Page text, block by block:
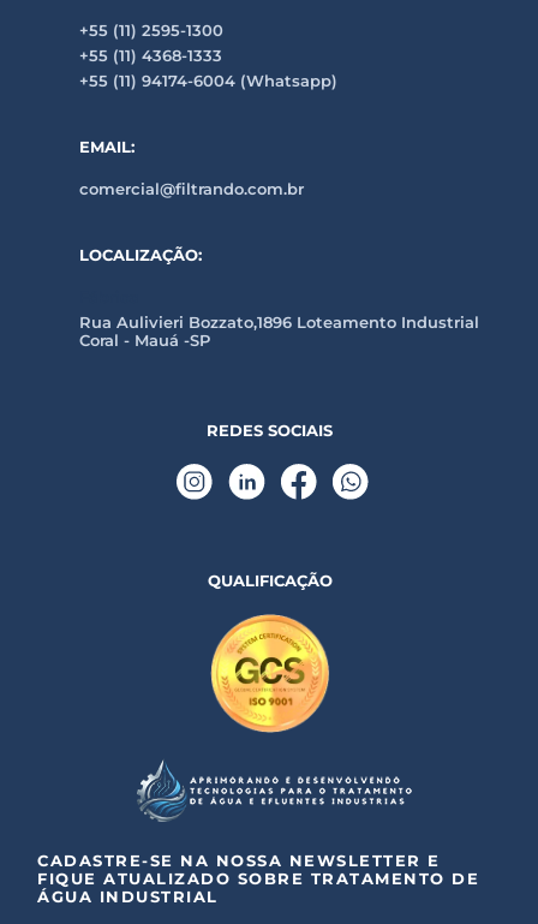
+55 (11) 2595-1300
+55 (11) 4368-1333
+55 (11) 94174-6004 (Whatsapp)
EMAIL:
comercial@filtrando.com.br
LOCALIZAÇÃO:
Rua Aulivieri Bozzato,1896 Loteamento Industrial
Coral - Mauá -SP
REDES SOCIAIS
QUALIFICAÇÃO
CADASTRE-SE NA NOSSA NEWSLETTER E
FIQUE ATUALIZADO SOBRE TRATAMENTO DE
ÁGUA INDUSTRIAL